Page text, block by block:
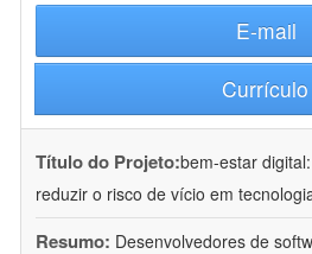
E-mail
Currículo
Título do Projeto:bem-estar
reduzir o risco de vício em
Resumo: Desenvolvedores de